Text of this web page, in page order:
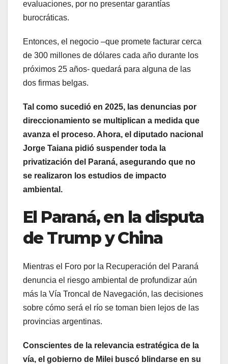
evaluaciones, por no presentar garantías
burocráticas.
Entonces, el negocio –que promete facturar cerca
de 300 millones de dólares cada año durante los
próximos 25 años- quedará para alguna de las
dos firmas belgas.
Tal como sucedió en 2025, las denuncias por
direccionamiento se multiplican a medida que
avanza el proceso. Ahora, el diputado nacional
Jorge Taiana pidió suspender toda la
privatización del Paraná, asegurando que no
se realizaron los estudios de impacto
ambiental.
El Paraná, en la disputa
de Trump y China
Mientras el Foro por la Recuperación del Paraná
denuncia el riesgo ambiental de profundizar aún
más la Vía Troncal de Navegación, las decisiones
sobre cómo será el río se toman bien lejos de las
provincias argentinas.
Conscientes de la relevancia estratégica de la
vía, el gobierno de Milei buscó blindarse en su